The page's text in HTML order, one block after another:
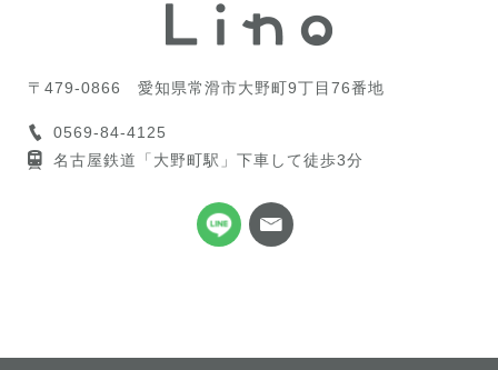
〒479-0866 愛知県常滑市大野町9丁目76番地
0569-84-4125
名古屋鉄道「大野町駅」下車して徒歩3分